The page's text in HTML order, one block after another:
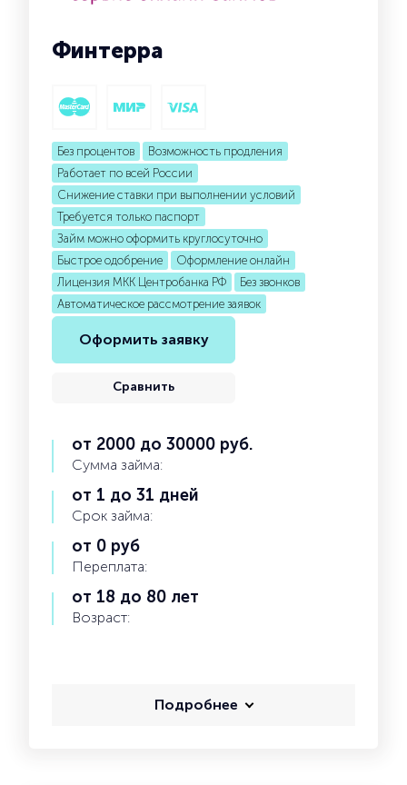
Финтерра
Без процентов
Возможность продления
Работает по всей России
Снижение ставки при выполнении условий
Требуется только паспорт
Займ можно оформить круглосуточно
Быстрое одобрение
Оформление онлайн
Лицензия МКК Центробанка РФ
Без звонков
Автоматическое рассмотрение заявок
Оформить заявку
Сравнить
от 2000 до 30000 руб.
Сумма займа:
от 1 до 31 дней
Срок займа:
от 0 руб
Переплата:
от 18 до 80 лет
Возраст:
Подробнее